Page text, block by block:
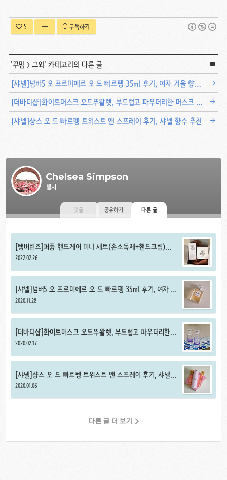
5 구독하기
'꾸밈 >그외' 카테고리의 다른 글
[샤넬]넘버5 오 프르미에르 오 드 빠르펭 35ml 후기, 여자 겨울 향수 추천
[더바디샵]화이트머스크 오드뚜왈렛, 부드럽고 파우더리한 머스크 향수 추천
[샤넬]샹스 오 드 빠르펭 트위스트 앤 스프레이 후기, 샤넬 향수 추천
Chelsea Simpson
첼시
댓글 공유하기 다른 글
[탬버린즈]퍼퓸 핸드케어 미니 세트(손소독제+핸드크림)
VEIN 후기, 퍼퓸 핸드크림 추천
2022.02.26
[샤넬]넘버5 오 프르미에르 오 드 빠르펭 35ml 후기, 여자 겨
울 향수 추천
2020.11.28
[더바디샵]화이트머스크 오드뚜왈렛, 부드럽고 파우더리한 머
스크 향수 추천
2020.02.17
[샤넬]샹스 오 드 빠르펭 트위스트 앤 스프레이 후기, 샤넬
향수 추천
2020.01.06
다른 글 더 보기